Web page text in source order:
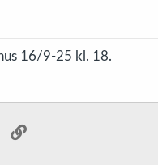
16/9-25 kl. 18.
E-post